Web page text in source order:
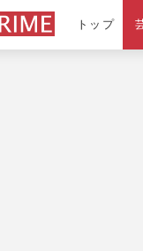
トップ